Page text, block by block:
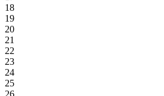
18
19
20
21
22
23
24
25
26